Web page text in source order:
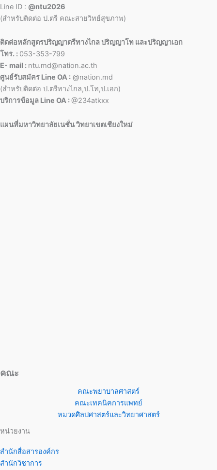
Line ID : @ntu2026
(สำหรับติดต่อ ป.ตรี คณะสายวิทย์สุขภาพ)
ติดต่อหลักสูตรปริญญาตรีทางไกล ปริญญาโท และปริญญาเอก
โทร. : 053-353-799
E- mail : ntu.md@nation.ac.th
ศูนย์รับสมัคร Line OA : @nation.md
(สำหรับติดต่อ ป.ตรีทางไกล,ป.โท,ป.เอก)
บริการข้อมูล Line OA :@234atkxx
แผนที่มหาวิทยาลัยเนชั่น วิทยาเขตเชียงใหม่
คณะ
คณะพยาบาลศาสตร์
คณะเทคนิคการแพทย์
หมวดศิลปศาสตร์และวิทยาศาสตร์
หน่วยงาน
สำนักสื่อสารองค์กร
สำนักวิชาการ